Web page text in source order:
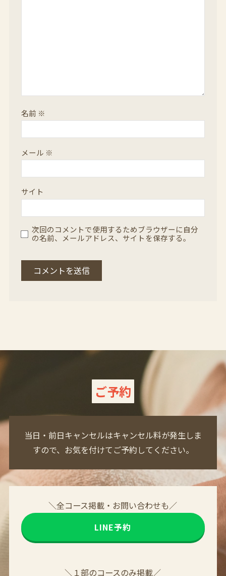
名前 ※
メール ※
サイト
次回のコメントで使用するためブラウザーに自分
の名前、メールアドレス、サイトを保存する。
ご予約
当日・前日キャンセルはキャンセル料が発生しま
すので、お気を付けてご予約してください。
＼全コース掲載・お問い合わせも／
LINE予約
＼１部のコースのみ掲載／